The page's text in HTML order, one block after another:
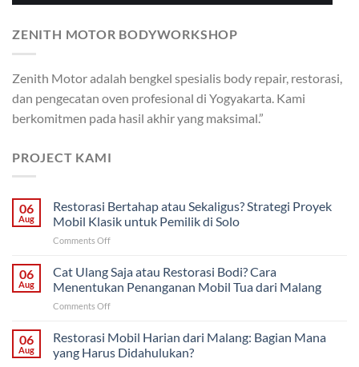
ZENITH MOTOR BODYWORKSHOP
Zenith Motor adalah bengkel spesialis body repair, restorasi,
dan pengecatan oven profesional di Yogyakarta. Kami
berkomitmen pada hasil akhir yang maksimal.”
PROJECT KAMI
06
Aug
Restorasi Bertahap atau Sekaligus? Strategi Proyek
Mobil Klasik untuk Pemilik di Solo
Comments Offon
Bertahap
atau
Sekaligus?
Strategi
Mobil
Klasik
06
Aug
Cat Ulang Saja atau Restorasi Bodi? Cara
Menentukan Penanganan Mobil Tua dari Malang
Comments Offon
Ulang
Saja
atau
06
Aug
Restorasi Mobil Harian dari Malang: Bagian Mana
yang Harus Didahulukan?